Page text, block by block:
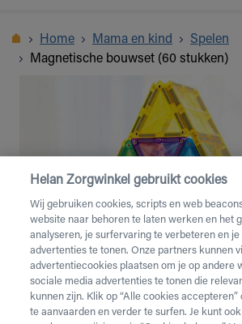
Home Mama en kind
Spelen
Magnetische bouwset (60 stukken)
Helan Zorgwinkel gebruikt cookies
Wij gebruiken cookies, scripts en web
website naar behoren te laten werken en het
analyseren, je surfervaring te verbeteren en
advertenties te tonen. Onze partners kunnen
advertentiecookies plaatsen om je op andere
sociale media advertenties te tonen die
kunnen zijn. Klik op “Alle cookies accepteren”
te aanvaarden en verder te surfen. Je kunt